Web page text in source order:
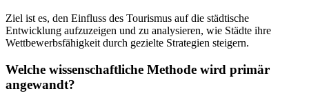
Ziel ist es, den Einfluss des Tourismus auf die städtische
Entwicklung aufzuzeigen und zu analysieren, wie Städte ihre
Wettbewerbsfähigkeit durch gezielte Strategien steigern.
Welche wissenschaftliche Methode wird primär
angewandt?